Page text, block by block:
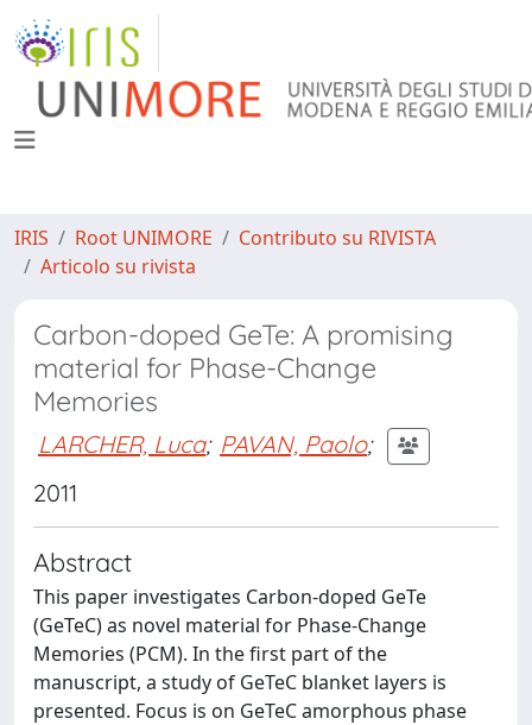
IRIS Root UNIMORE
Contributo su RIVISTA
Articolo su rivista
Carbon-doped GeTe: A promising
material for Phase-Change
Memories
LARCHER, Luca; PAVAN, Paolo;
2011
Abstract
This paper investigates Carbon-doped GeTe
(GeTeC) as novel material for Phase-Change
Memories (PCM). In the first part of the
manuscript, a study of GeTeC blanket layers is
presented. Focus is on GeTeC amorphous phase